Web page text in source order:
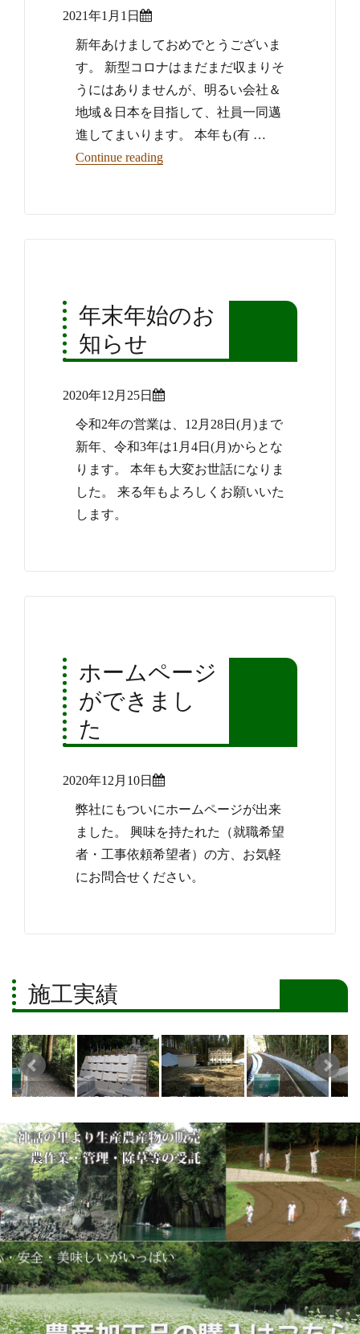
2021年1月1日
Posted
on
新年あけましておめでとうございま
す。 新型コロナはまだまだ収まりそ
うにはありませんが、明るい会社＆
地域＆日本を目指して、社員一同邁
進してまいります。 本年も(有 …
Continue reading“新年のご挨拶”
年末年始のお
知らせ
2020年12月25日
Posted
on
令和2年の営業は、12月28日(月)まで
新年、令和3年は1月4日(月)からとな
ります。 本年も大変お世話になりま
した。 来る年もよろしくお願いいた
します。
ホームページ
ができまし
た
2020年12月10日
Posted
on
弊社にもついにホームページが出来
ました。 興味を持たれた（就職希望
者・工事依頼希望者）の方、お気軽
にお問合せください。
施工実績
和元年度下永
（高千穂町岩
）
平成25年度中山
事業五ケ所地区
営農飲雑用水整
備事業（高千穂
町五ケ所）
平成30年度中山
事業桑水流地区
用水路整備事業
（高千穂町三田
井）
令和元年度黒仁
（日之影町七
折）
平成
（高
山）